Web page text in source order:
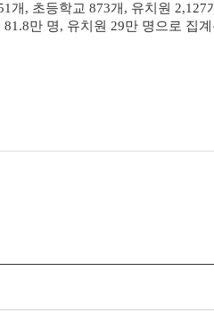
개, 초등학교 873개, 유치원 2,127
만 명, 유치원 29만 명으로 집계